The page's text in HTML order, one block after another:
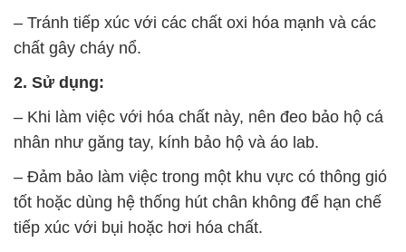
– Tránh tiếp xúc với các chất oxi hóa mạnh và các
chất gây cháy nổ.
2. Sử dụng:
– Khi làm việc với hóa chất này, nên đeo bảo hộ cá
nhân như găng tay, kính bảo hộ và áo lab.
– Đảm bảo làm việc trong một khu vực có thông gió
tốt hoặc dùng hệ thống hút chân không để hạn chế
tiếp xúc với bụi hoặc hơi hóa chất.